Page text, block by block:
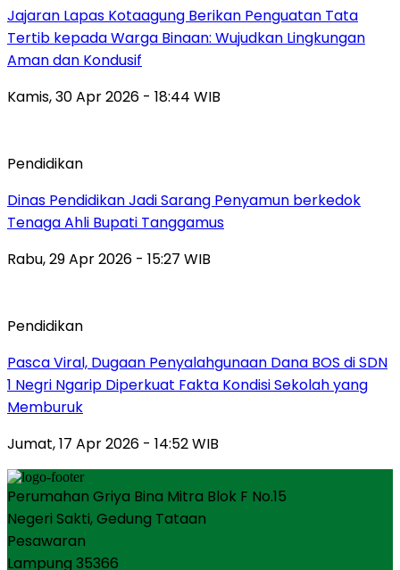
Jajaran Lapas Kotaagung Berikan Penguatan Tata
Tertib kepada Warga Binaan: Wujudkan Lingkungan
Aman dan Kondusif
Kamis, 30 Apr 2026 - 18:44 WIB
Pendidikan
Dinas Pendidikan Jadi Sarang Penyamun berkedok
Tenaga Ahli Bupati Tanggamus
Rabu, 29 Apr 2026 - 15:27 WIB
Pendidikan
Pasca Viral, Dugaan Penyalahgunaan Dana BOS di SDN
1 Negri Ngarip Diperkuat Fakta Kondisi Sekolah yang
Memburuk
Jumat, 17 Apr 2026 - 14:52 WIB
Perumahan Griya Bina Mitra Blok F No.15
Negeri Sakti, Gedung Tataan
Pesawaran
Lampung 35366